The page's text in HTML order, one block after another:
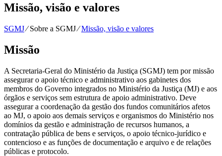
Missão, visão e valores
SGMJ⁄Sobre a SGMJ⁄Missão, visão e valores
Missão
A Secretaria-Geral do Ministério da Justiça (SGMJ) tem por missão
assegurar o apoio técnico e administrativo aos gabinetes dos
membros do Governo integrados no Ministério da Justiça (MJ) e aos
órgãos e serviços sem estrutura de apoio administrativo. Deve
assegurar a coordenação da gestão dos fundos comunitários afetos
ao MJ, o apoio aos demais serviços e organismos do Ministério nos
domínios da gestão e administração de recursos humanos, a
contratação pública de bens e serviços, o apoio técnico-jurídico e
contencioso e as funções de documentação e arquivo e de relações
públicas e protocolo.